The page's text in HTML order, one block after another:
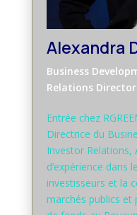
Alexandra
Business
Relations Director
Entrée chez
Directrice du
Investor Relations,
d’expérience dans
investisseurs et la
marchés publics et